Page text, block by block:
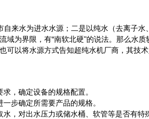
来水为进水水源；二是以纯水（去离子水
域为界限，有“南软北硬"的说法。那么水
可以将水源方式告知超纯水机厂商，其技
，确定设备的规格配置。
步确定所需要产品的规格。
，对出水压力或储水桶、软管等是否有特